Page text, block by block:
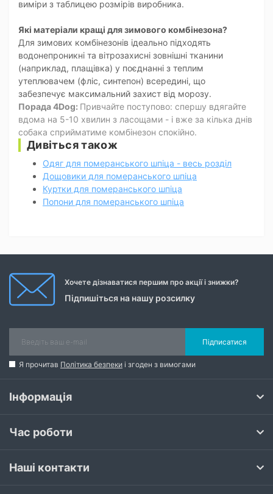
виміри з таблицею розмірів виробника.
Які матеріали кращі для зимового комбінезона?
Для зимових комбінезонів ідеально підходять
водонепроникні та вітрозахисні зовнішні тканини
(наприклад, плащівка) у поєднанні з теплим
утеплювачем (фліс, синтепон) всередині, що
забезпечує максимальний захист від морозу.
Порада 4Dog: Привчайте поступово: спершу вдягайте
вдома на 5-10 хвилин з ласощами - і вже за кілька днів
собака сприйматиме комбінезон спокійно.
Дивіться також
Одяг для померанського шпіца - весь розділ
Дощовики для померанського шпіца
Куртки для померанського шпіца
Попони для померанського шпіца
Хочете дізнаватися першим про акції і знижки?
Підпишіться на нашу розсилку
Підписатися
Я прочитав Політика безпеки і згоден з вимогами
Інформація
Час роботи
Наші контакти